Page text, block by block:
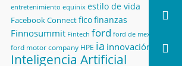
entretenimiento equinix estilo de vida
Facebook Connectficofinanzas
Finnosummit Fintech ford ford de mexico
ford motor company HPE ia innovación
Inteligencia Artificial